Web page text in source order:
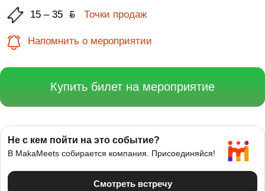
15 – 35 ƃ Точки продаж
Напомнить о мероприятии
Купить билет на мероприятие